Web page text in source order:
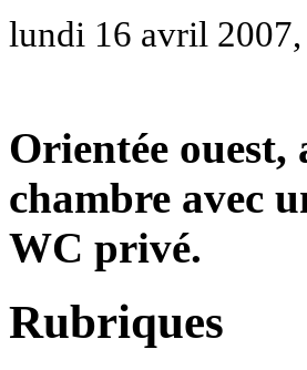
lundi 16 avril 2007,
Orientée ouest,
chambre avec
WC privé.
Rubriques